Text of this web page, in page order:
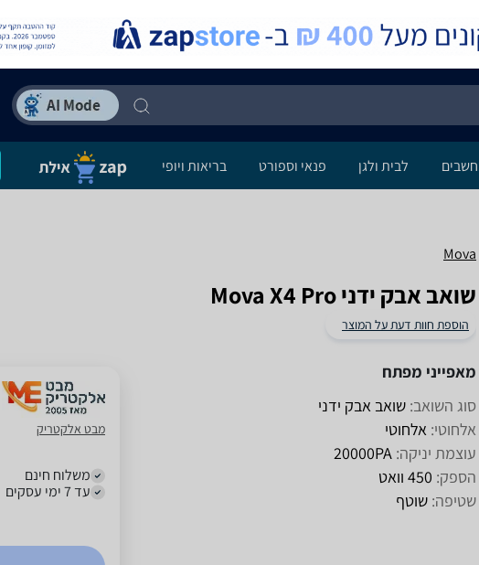
לבית ולגן פנאי וספורט בריאות ויופי
Mova
‏שואב אבק ידני Mova X4 Pro
הוספת חוות דעת על המוצר
מאפייני מפתח
סוג השואב: שואב אבק ידני
אלחוטי: אלחוטי
עוצמת יניקה: 20000PA
הספק: 450 וואט
שטיפה: שוטף
מבט אלקטריק
משלוח חינם
עד 7 ימי עסקים